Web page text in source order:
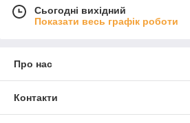
Сьогодні вихідний
Показати весь графік роботи
Про нас
Контакти